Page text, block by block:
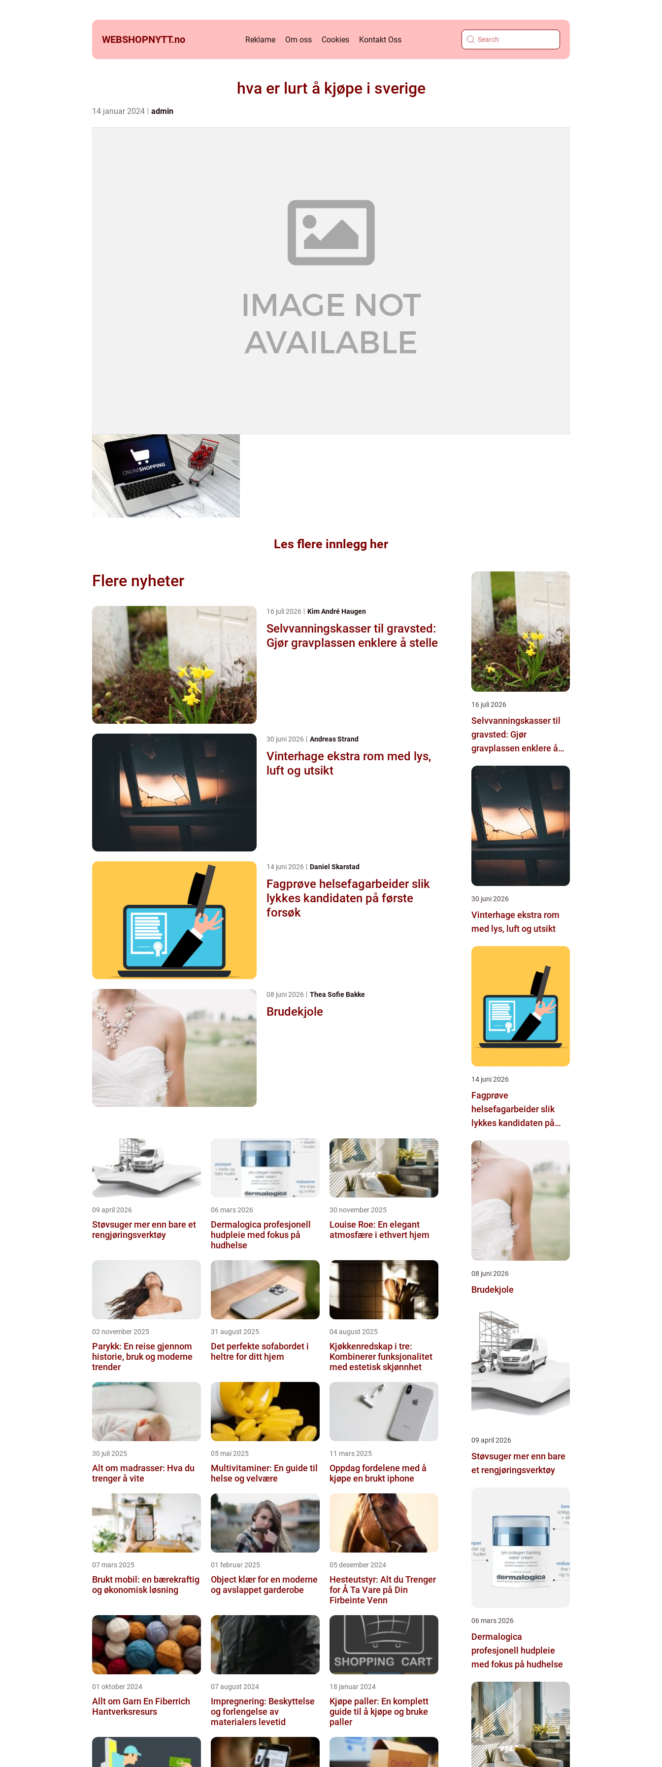
WEBSHOPNYTT.no Reklame Om oss Cookies Kontakt Oss
hva er lurt å kjøpe i sverige
14 januar 2024 admin
Les flere innlegg her
Flere nyheter
16 juli 2026 Kim André Haugen
Selvvanningskasser til gravsted:
Gjør gravplassen enklere å stelle
30 juni 2026 Andreas Strand
Vinterhage ekstra rom med lys,
luft og utsikt
14 juni 2026 Daniel Skarstad
Fagprøve helsefagarbeider slik
lykkes kandidaten på første
forsøk
08 juni 2026 Thea Sofie Bakke
Brudekjole
09 april 2026
Støvsuger mer enn bare et
rengjøringsverktøy
06 mars 2026
Dermalogica profesjonell
hudpleie med fokus på
hudhelse
30 november 2025
Louise Roe: En elegant
atmosfære i ethvert hjem
02 november 2025
Parykk: En reise gjennom
historie, bruk og moderne
trender
31 august 2025
Det perfekte sofabordet i
heltre for ditt hjem
04 august 2025
Kjøkkenredskap i tre:
Kombinerer funksjonalitet
med estetisk skjønnhet
30 juli 2025
Alt om madrasser: Hva du
trenger å vite
05 mai 2025
Multivitaminer: En guide til
helse og velvære
11 mars 2025
Oppdag fordelene med å
kjøpe en brukt iphone
07 mars 2025
Brukt mobil: en bærekraftig
og økonomisk løsning
01 februar 2025
Object klær for en moderne
og avslappet garderobe
05 desember 2024
Hesteutstyr: Alt du Trenger
for Å Ta Vare på Din
Firbeinte Venn
01 oktober 2024
Allt om Garn En Fiberrich
Hantverksresurs
07 august 2024
Impregnering: Beskyttelse
og forlengelse av
materialers levetid
18 januar 2024
Kjøpe paller: En komplett
guide til å kjøpe og bruke
paller
16 juli 2026
Selvvanningskasser til
gravsted: Gjør
gravplassen enklere å
30 juni 2026
Vinterhage ekstra rom
med lys, luft og utsikt
14 juni 2026
Fagprøve
helsefagarbeider slik
lykkes kandidaten på
08 juni 2026
Brudekjole
09 april 2026
Støvsuger mer enn bare
et rengjøringsverktøy
06 mars 2026
Dermalogica
profesjonell hudpleie
med fokus på hudhelse